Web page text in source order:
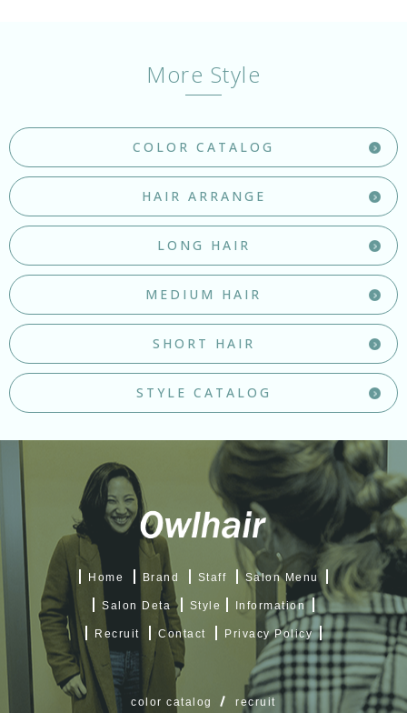
More Style
COLOR CATALOG
HAIR ARRANGE
LONG HAIR
MEDIUM HAIR
SHORT HAIR
STYLE CATALOG
Home Brand Staff Salon Menu
Salon Deta Style Information
Recruit Contact Privacy Policy
color catalog recruit